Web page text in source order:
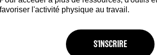
favoriser l'activité physique au travail.
S'INSCRIRE